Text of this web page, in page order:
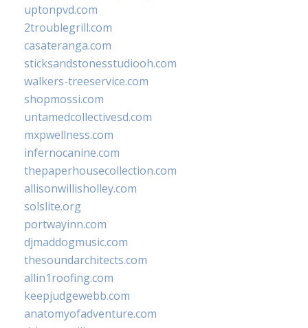
uptonpvd.com
2troublegrill.com
casateranga.com
sticksandstonesstudiooh.com
walkers-treeservice.com
shopmossi.com
untamedcollectivesd.com
mxpwellness.com
infernocanine.com
thepaperhousecollection.com
allisonwillisholley.com
solslite.org
portwayinn.com
djmaddogmusic.com
thesoundarchitects.com
allin1roofing.com
keepjudgewebb.com
anatomyofadventure.com